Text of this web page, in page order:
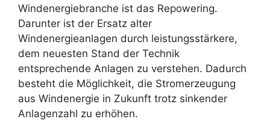
Windenergiebranche ist das Repowering.
Darunter ist der Ersatz alter
Windenergieanlagen durch leistungsstärkere,
dem neuesten Stand der Technik
entsprechende Anlagen zu verstehen. Dadurch
besteht die Möglichkeit, die Stromerzeugung
aus Windenergie in Zukunft trotz sinkender
Anlagenzahl zu erhöhen.